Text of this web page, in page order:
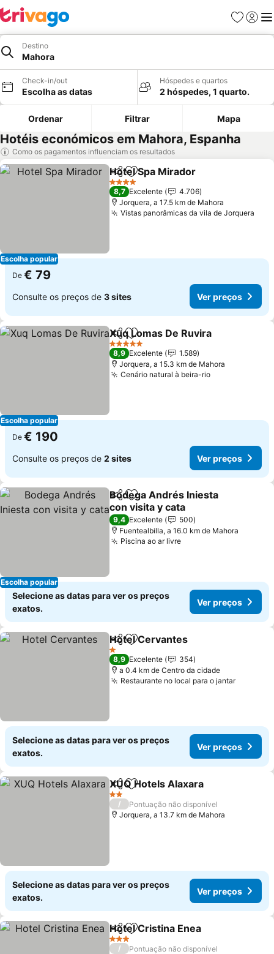
Favoritos
Iniciar
Destino
Mahora
Check-in/out
Escolha as datas
Hóspedes e quartos
2 hóspedes, 1 quarto.
Ordenar Filtrar Mapa
Hotéis económicos em Mahora, Espanha
Como os pagamentos influenciam os resultados
Escolha popular
PartilharAdicionar aos favoritos
Hotel Spa Mirador
4 Estrelas
8,7 Excelente
4.706
Jorquera, a 17.5 km de Mahora
Vistas panorâmicas da vila de Jorquera
De € 79
Consulte os preços de 3 sites Ver preços
Escolha popular
PartilharAdicionar aos favoritos
Xuq Lomas De Ruvira
5 Estrelas
8,9 Excelente
1.589
Jorquera, a 15.3 km de Mahora
Cenário natural à beira-rio
De € 190
Consulte os preços de 2 sites Ver preços
Escolha popular
PartilharAdicionar aos favoritos
Bodega Andrés Iniesta
con visita y cata
9,4 Excelente
500
Fuentealbilla, a 16.0 km de Mahora
Piscina ao ar livre
Selecione as datas para ver os preços
exatos.
Ver preços
PartilharAdicionar aos favoritos
Hotel Cervantes
1 Estrelas
8,9 Excelente
354
a 0.4 km de Centro da cidade
Restaurante no local para o jantar
Selecione as datas para ver os preços
exatos.
Ver preços
PartilharAdicionar aos favoritos
XUQ Hotels Alaxara
2 Estrelas
/
Pontuação não disponível
Jorquera, a 13.7 km de Mahora
Selecione as datas para ver os preços
exatos.
Ver preços
PartilharAdicionar aos favoritos
Hotel Cristina Enea
3 Estrelas
/
Pontuação não disponível